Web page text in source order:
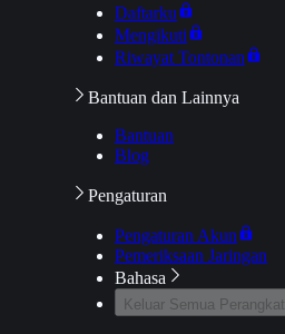
Daftarku
Mengikuti
Riwayat Tontonan
Bantuan dan Lainnya
Bantuan
Blog
Pengaturan
Pengaturan Akun
Pemeriksaan Jaringan
Bahasa
Keluar Semua Perangkat